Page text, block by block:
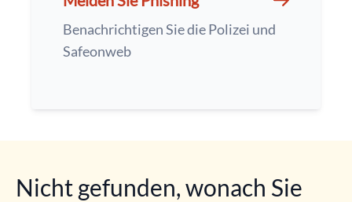
Benachrichtigen Sie die Polizei und
Safeonweb
Nicht gefunden, wonach Sie